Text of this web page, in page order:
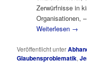
Zerwürfnisse in
Organisationen,
Weiterlesen →
Veröffentlicht unter
Glaubensproblematik,